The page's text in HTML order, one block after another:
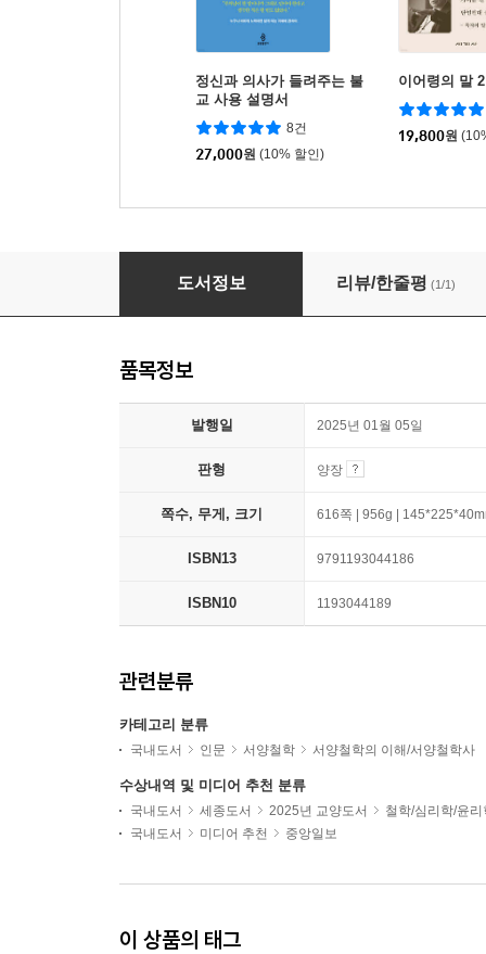
정신과 의사가 들려주는 불
교 사용 설명서
8건
27,000원 (10% 할인)
이어령의 말 2
19,800원
짐승과 인간
도서정보 리뷰/한줄평 (1/1)
품목정보
발행일 2025년 01월 05일
판형 양장
쪽수, 무게, 크기 616쪽 | 956g |
ISBN13 9791193044186
ISBN10 1193044189
관련분류
카테고리 분류
국내도서 인문 서양철학 서양철학의 이해/서양철학사
수상내역 및 미디어 추천 분류
국내도서 세종도서 2025년 교양도서
철학/심리학/윤리
국내도서
미디어 추천 중앙일보
이 상품의 태그